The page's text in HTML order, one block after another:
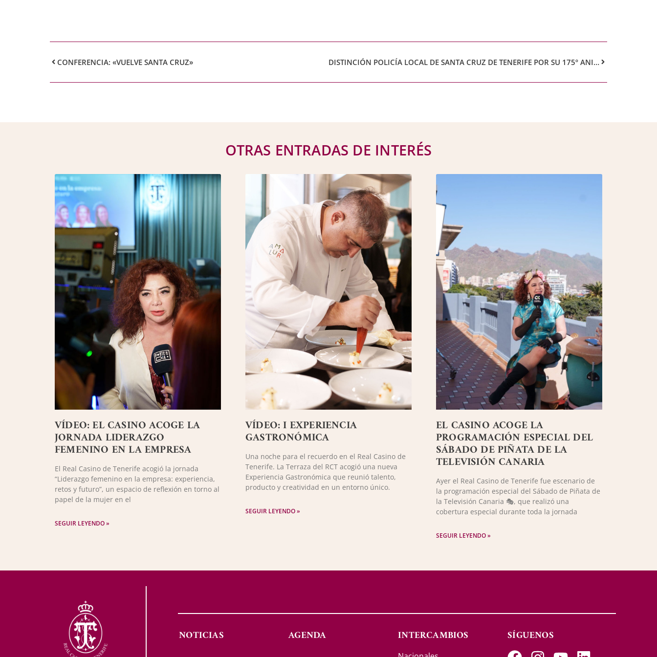
CONFERENCIA: «VUELVE SANTA CRUZ» DISTINCIÓN POLICÍA LOCAL DE SANTA CRUZ DE TENERIFE POR SU 175º ANIVERSARIO
OTRAS ENTRADAS DE INTERÉS
VÍDEO: EL CASINO ACOGE LA
JORNADA LIDERAZGO
FEMENINO EN LA EMPRESA
El Real Casino de Tenerife acogió la jornada
“Liderazgo femenino en la empresa: experiencia,
retos y futuro”, un espacio de reflexión en torno al
papel de la mujer en el
SEGUIR LEYENDO »
VÍDEO: I EXPERIENCIA
GASTRONÓMICA
Una noche para el recuerdo en el Real Casino de
Tenerife. La Terraza del RCT acogió una nueva
Experiencia Gastronómica que reunió talento,
producto y creatividad en un entorno único.
SEGUIR LEYENDO »
EL CASINO ACOGE LA
PROGRAMACIÓN ESPECIAL DEL
SÁBADO DE PIÑATA DE LA
TELEVISIÓN CANARIA
Ayer el Real Casino de Tenerife fue escenario de
la programación especial del Sábado de Piñata de
la Televisión Canaria 🎭, que realizó una
cobertura especial durante toda la jornada
SEGUIR LEYENDO »
NOTICIAS AGENDA INTERCAMBIOS SÍGUENOS